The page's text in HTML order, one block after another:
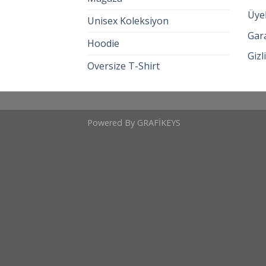
Unisex Koleksiyon
Hoodie
Oversize T-Shirt
Powered By GRAFİKEYS